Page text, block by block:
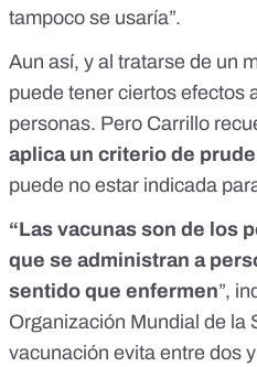
tampoco se usaría”.
Aun así, y al tratarse de un
puede tener ciertos efectos
personas. Pero Carrillo
aplica un criterio de
puede no estar indicada
“Las vacunas son de los
que se administran a
sentido que enfermen”,
Organización Mundial de la
vacunación evita entre dos